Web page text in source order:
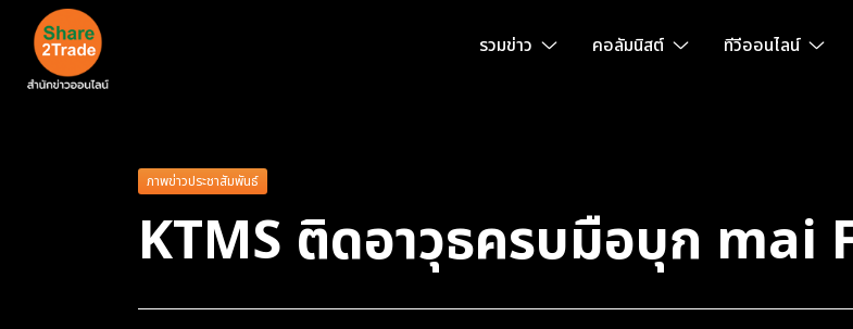
รวมข่าว คอลัมนิสต์ ทีวีออนไลน์
ภาพข่าวประชาสัมพันธ์
KTMS ติดอาวุธครบมือบุก mai